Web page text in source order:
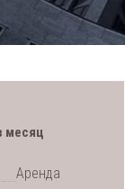
месяц
Аренда